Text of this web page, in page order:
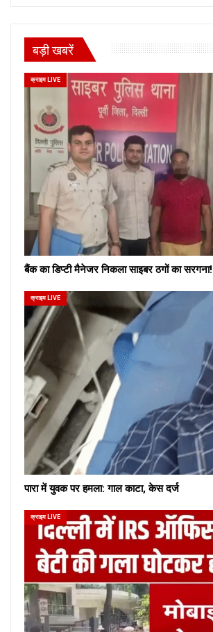
बड़ी खबरें
क्राइम LIVE
बैंक का डिप्टी मैनेजर निकला साइबर ठगों का सरगना!
क्राइम LIVE
पारा में युवक पर हमला: गाल काटा, केस दर्ज
क्राइम LIVE